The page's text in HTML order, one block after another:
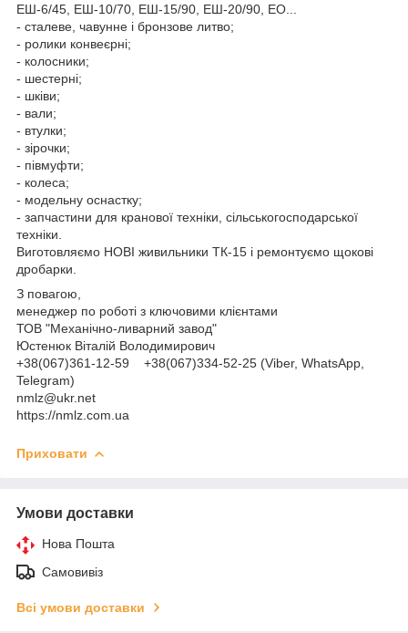
ЕШ-6/45, ЕШ-10/70, ЕШ-15/90, ЕШ-20/90, ЕО...
- сталеве, чавунне і бронзове литво;
- ролики конвеєрні;
- колосники;
- шестерні;
- шківи;
- вали;
- втулки;
- зірочки;
- півмуфти;
- колеса;
- модельну оснастку;
- запчастини для кранової техніки, сільськогосподарської
техніки.
Виготовляємо НОВІ живильники ТК-15 і ремонтуємо щокові
дробарки.
З повагою,
менеджер по роботі з ключовими клієнтами
ТОВ "Механічно-ливарний завод"
Юстенюк Віталій Володимирович
+38(067)361-12-59 +38(067)334-52-25 (Viber, WhatsApp,
Telegram)
nmlz@ukr.net
https://nmlz.com.ua
Приховати
Умови доставки
Нова Пошта
Самовивіз
Всі умови доставки